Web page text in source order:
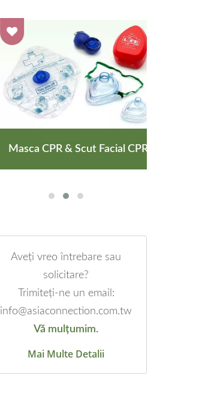
Masca CPR & Scut Facial CPR
Aveți vreo întrebare sau
solicitare?
Trimiteți-ne un email:
info@asiaconnection.com.tw
Vă mulțumim.
Mai Multe Detalii